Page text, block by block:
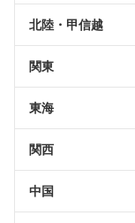
北陸・甲信越
関東
東海
関西
中国